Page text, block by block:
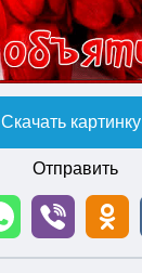
Скачать картинку
Отправить